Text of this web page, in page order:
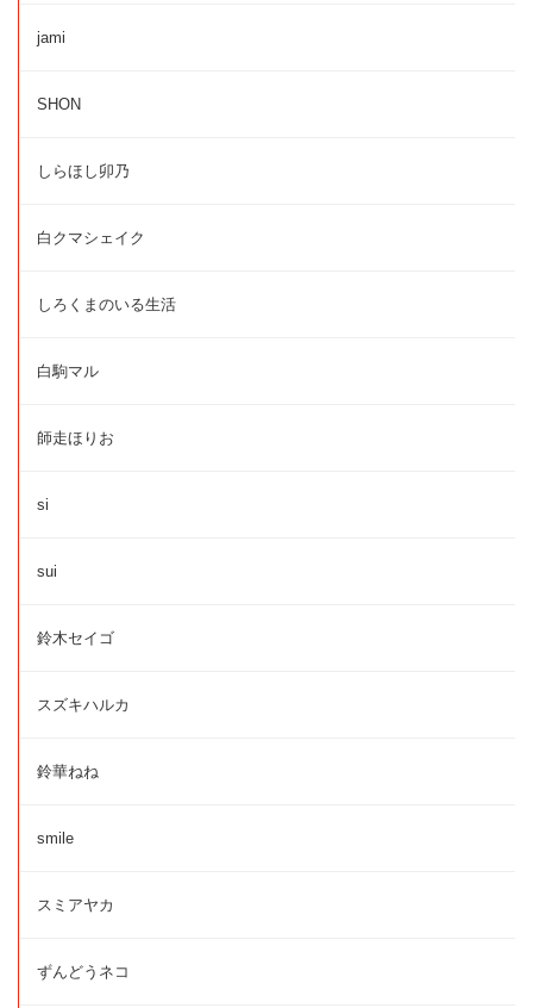
jami
SHON
しらほし卯乃
白クマシェイク
しろくまのいる生活
白駒マル
師走ほりお
si
sui
鈴木セイゴ
スズキハルカ
鈴華ねね
smile
スミアヤカ
ずんどうネコ